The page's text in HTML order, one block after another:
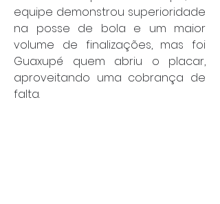
equipe demonstrou superioridade
na posse de bola e um maior
volume de finalizações, mas foi
Guaxupé quem abriu o placar,
aproveitando uma cobrança de
falta.